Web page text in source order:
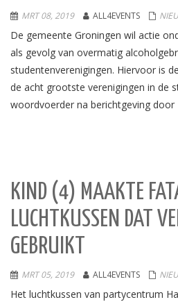
MRT 08, 2019 ALL4EVENTS
De gemeente Groningen wil actie
als gevolg van overmatig
studentenverenigingen. Hiervoor is
de acht grootste verenigingen in de
woordvoerder na berichtgeving door
KIND (4) MAAKTE
LUCHTKUSSEN DAT
GEBRUIKT
MRT 05, 2019 ALL4EVENTS
Het luchtkussen van partycentrum